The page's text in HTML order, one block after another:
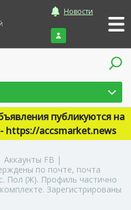
Новости
Войти
публикуются на
https://accsmarket.news
Аккаунты FB |
по почте, почта
Пол (Ж). Профиль частично
Зарегистрированы